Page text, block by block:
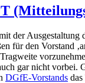
der Ausgestaltung
für den Vorstand
gar nicht
DGfE-Vorstands